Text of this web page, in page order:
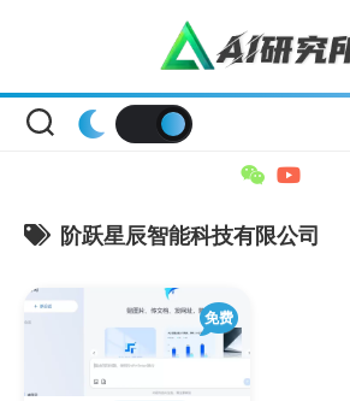
阶跃星辰智能科技有限公司
免费